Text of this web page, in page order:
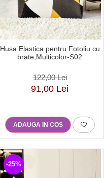
Husa Elastica pentru Fotoliu cu
brate,Multicolor-S02
122,00 Lei
91,00 Lei
ADAUGA IN COS
-25%